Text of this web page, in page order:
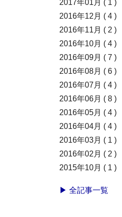
2017年01月 ( 1 )
2016年12月 ( 4 )
2016年11月 ( 2 )
2016年10月 ( 4 )
2016年09月 ( 7 )
2016年08月 ( 6 )
2016年07月 ( 4 )
2016年06月 ( 8 )
2016年05月 ( 4 )
2016年04月 ( 4 )
2016年03月 ( 1 )
2016年02月 ( 2 )
2015年10月 ( 1 )
▶ 全記事一覧